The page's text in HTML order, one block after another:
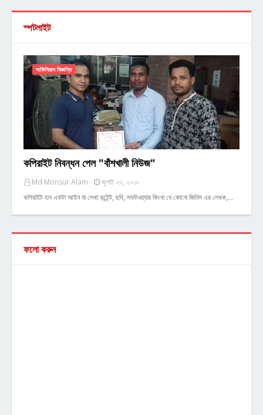
স্পটলাইট
অফিসিয়াল বিজ্ঞপ্তি
কপিরাইট নিবন্ধন পেল "বাঁশখালী নিউজ"
Md Monsur Alam
জুলাই ২৩, ২০১৮
কপিরাইট হল একটা আইন যা লেখা কন্টেন্ট, ছবি, সফটওয়্যার কিংবা যে কোনো জিনিস এর লেখক,…
ফলো করুন